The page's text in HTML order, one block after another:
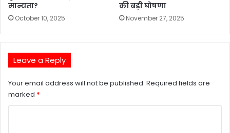
मान्यता?
October 10, 2025
की बड़ी घोषणा
November 27, 2025
Leave a Reply
Your email address will not be published. Required fields are
marked *